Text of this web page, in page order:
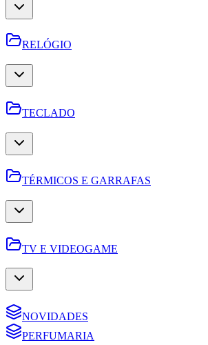
RELÓGIO
TECLADO
TÉRMICOS E GARRAFAS
TV E VIDEOGAME
NOVIDADES
PERFUMARIA